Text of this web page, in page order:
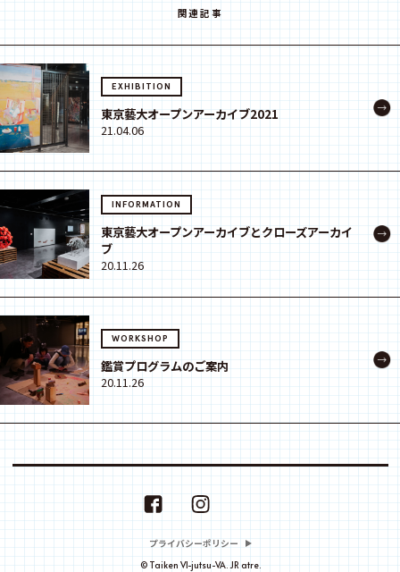
関連記事
EXHIBITION
東京藝大オープンアーカイブ2021
21.04.06
INFORMATION
東京藝大オープンアーカイブとクローズアーカイ
ブ
20.11.26
WORKSHOP
鑑賞プログラムのご案内
20.11.26
プライバシーポリシー
© Taiken VI-jutsu-VA. JR atre.